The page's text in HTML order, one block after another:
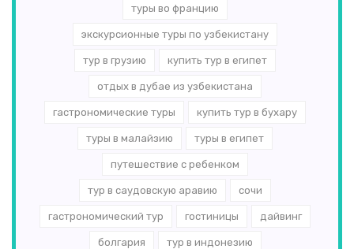
туры во францию
экскурсионные туры по узбекистану
тур в грузию купить тур в египет
отдых в дубае из узбекистана
гастрономические туры купить тур в бухару
туры в малайзию туры в египет
путешествие с ребенком
тур в саудовскую аравию сочи
гастрономический тур гостиницы дайвинг
болгария тур в индонезию